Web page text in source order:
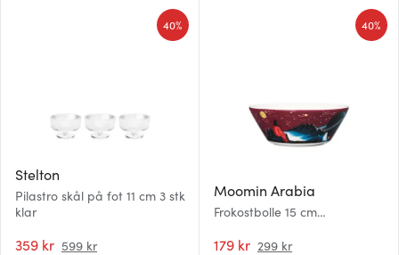
Stelton
Pilastro skål på fot 11 cm 3 stk
klar
359 kr 599 kr
40%
Moomin Arabia
Frokostbolle 15 cm
179 kr 299 kr
40%